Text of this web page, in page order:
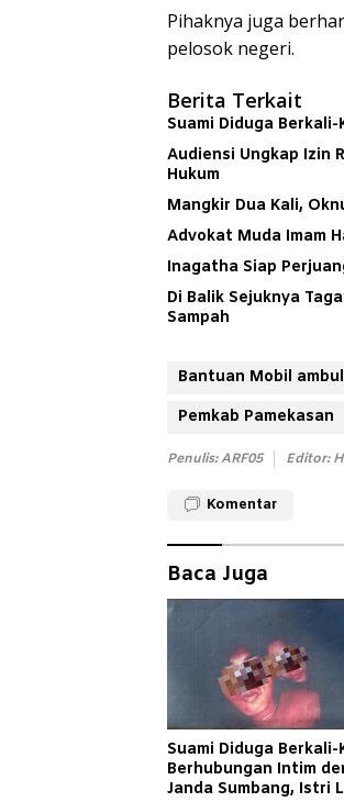
Pihaknya juga
pelosok negeri.
Berita Terkait
Suami Diduga
Audiensi Ungkap Izin
Hukum
Mangkir Dua Kali,
Advokat Muda Imam
Inagatha Siap
Di Balik Sejuknya
Sampah
Bantuan Mobil
Pemkab Pamekasan
Penulis: ARF05 Editor:
Komentar
Baca Juga
Suami Diduga Berkali-
Berhubungan Intim
Janda Sumbang, Istri